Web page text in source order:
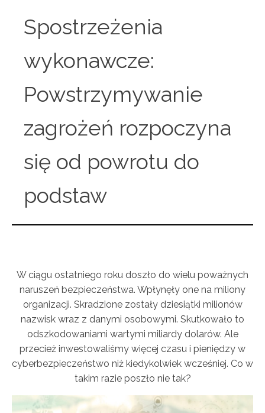
Spostrzeżenia
wykonawcze:
Powstrzymywanie
zagrożeń rozpoczyna
się od powrotu do
podstaw
W ciągu ostatniego roku doszło do wielu poważnych
naruszeń bezpieczeństwa. Wpłynęły one na miliony
organizacji. Skradzione zostały dziesiątki milionów
nazwisk wraz z danymi osobowymi. Skutkowało to
odszkodowaniami wartymi miliardy dolarów. Ale
przecież inwestowaliśmy więcej czasu i pieniędzy w
cyberbezpieczeństwo niż kiedykolwiek wcześniej. Co w
takim razie poszło nie tak?